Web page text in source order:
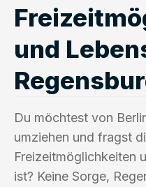
und
Du möchtest von
umziehen und fragst
Freizeitmöglichkeiten
ist? Keine Sorge,